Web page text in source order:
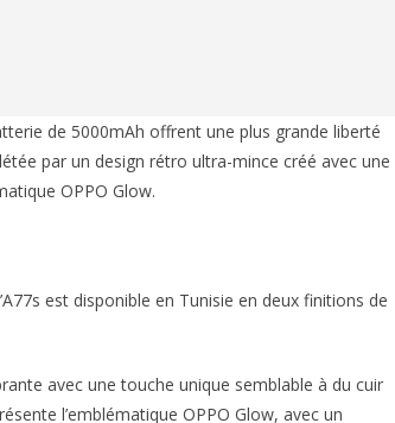
de 5000mAh offrent une plus grande liberté
par un design rétro ultra-mince créé avec une
OPPO Glow.
est disponible en Tunisie en deux finitions de
avec une touche unique semblable à du cuir
l’emblématique OPPO Glow, avec un